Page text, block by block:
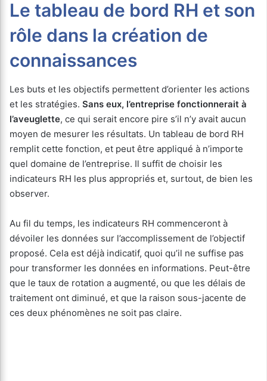
Le tableau de bord RH et son
rôle dans la création de
connaissances
Les buts et les objectifs permettent d’orienter les actions
et les stratégies. Sans eux, l’entreprise fonctionnerait à
l’aveuglette, ce qui serait encore pire s’il n’y avait aucun
moyen de mesurer les résultats. Un tableau de bord RH
remplit cette fonction, et peut être appliqué à n’importe
quel domaine de l’entreprise. Il suffit de choisir les
indicateurs RH les plus appropriés et, surtout, de bien les
observer.
Au fil du temps, les indicateurs RH commenceront à
dévoiler les données sur l’accomplissement de l’objectif
proposé. Cela est déjà indicatif, quoi qu’il ne suffise pas
pour transformer les données en informations. Peut-être
que le taux de rotation a augmenté, ou que les délais de
traitement ont diminué, et que la raison sous-jacente de
ces deux phénomènes ne soit pas claire.